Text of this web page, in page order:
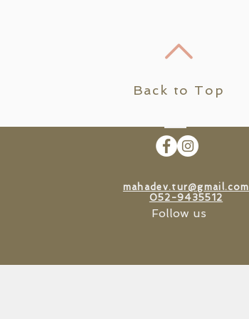
mahadev.tur@gmail.com
052-9435512
Follow us
Back to Top